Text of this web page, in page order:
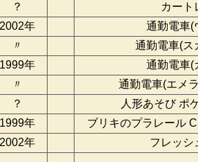
？
カート
2002年
通勤電車(
〃
通勤電車(ス
1999年
通勤電車(
〃
通勤電車(エメ
？
人形あそび ポ
1999年
ブリキのプラレール
2002年 フレッシ